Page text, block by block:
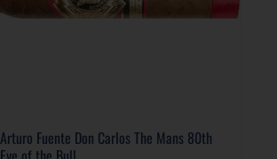
Arturo Fuente Don Carlos The Mans 80th